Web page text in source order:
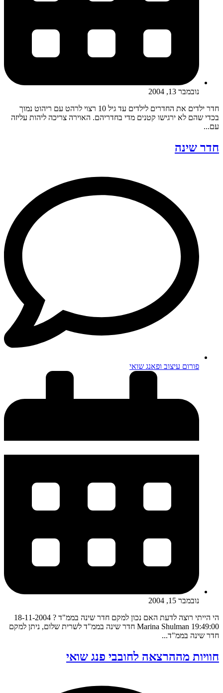
נובמבר 13, 2004
חדר ילדים את החדרים לילדים עד גיל 10 רצוי לרהט עם ריהוט נמוך
בכדי שהם לא ירגישו קטנים מדי בחדריהם. האוירה צריכה ליהות עליזה
עם...
חדר שינה
פורום עיצוב ופאנג שואי
נובמבר 15, 2004
הי הייתי רוצה לדעת האם נכון למקם חדר שינה בממ"ד ? 18-11-2004
19:49:00 Marina Shulman חדר שינה בממ"ד לשרית שלום, ניתן למקם
חדר שינה בממ"ד...
חוויות מההרצאה לחובבי פנג שואי